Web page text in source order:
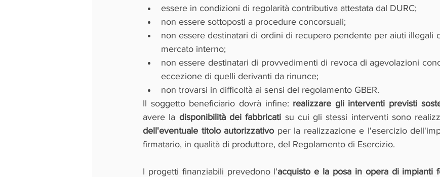
essere in condizioni di regolarità contributiva attestata dal DURC;
non essere sottoposti a procedure concorsuali;
non essere destinatari di ordini di recupero pendente per aiuti illegali
mercato interno;
non essere destinatari di provvedimenti di revoca di agevolazioni
eccezione di quelli derivanti da rinunce;
non trovarsi in difficoltà ai sensi del regolamento GBER.
Il soggetto beneficiario dovrà infine: realizzare gli interventi previsti
avere la disponibilità dei fabbricati su cui gli stessi interventi sono
dell'eventuale titolo autorizzativo per la realizzazione e l'esercizio
firmatario, in qualità di produttore, del Regolamento di Esercizio.
I progetti finanziabili prevedono l'acquisto e la posa in opera di impianti